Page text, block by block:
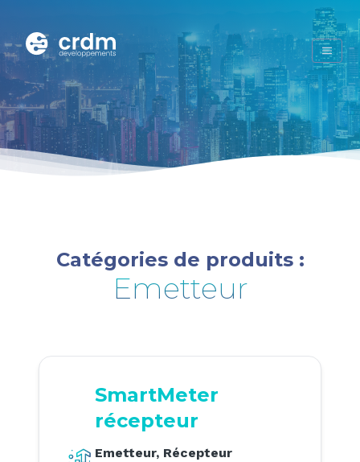
Catégories de produits :
Emetteur
SmartMeter
récepteur
Emetteur, Récepteur